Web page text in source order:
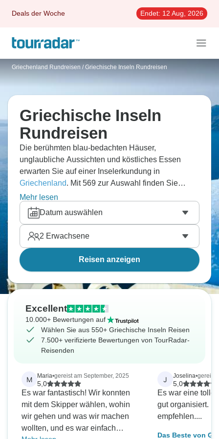
Deals der Woche Endet: 12 Aug, 2026
Griechenland Rundreisen / Griechische Inseln Rundreisen
Griechische Inseln
Rundreisen
Die berühmten blau-bedachten Häuser,
unglaubliche Aussichten und köstliches Essen
erwarten Sie auf einer Inselerkundung in
Griechenland. Mit 569 zur Auswahl finden Sie
garantiert das perfekte Abenteuer in diesem Land
umgeben vom blauen Ozean und atemberaubender
Natur. Viele Rundreisen bringen Sie zum stets
beliebten Santorin sowie in die Hauptstadt Athen,
einer unvergesslichen Stadt mit einer
tausendjährigen Geschichte.
Mehr lesen
Datum auswählen
2 Erwachsene
Reisen anzeigen
Excellent
10.000+ Bewertungen auf
Wählen Sie aus 550+ Griechische Inseln Reisen
7.500+ verifizierte Bewertungen von TourRadar-
Reisenden
M Maria•gereist am September, 2025
5,0
Es war fantastisch! Wir konnten
mit dem Skipper wählen, wohin
wir gehen und was wir machen
wollten, und es war einfach
J Joselina•gereist
5,0
Es war eine tolle
gut organisiert.
empfehlen....
Das Beste von